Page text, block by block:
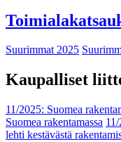
Suurimmat 2025
Kaupalliset
11/2025: Suomea
Suomea rakentamassa
lehti kestävästä